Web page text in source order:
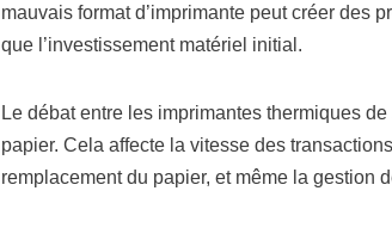
mauvais format d’imprimante peut créer des
que l’investissement matériel initial.
Le débat entre les imprimantes thermiques
papier. Cela affecte la vitesse des
remplacement du papier, et même la gestion